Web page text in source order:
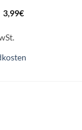
3,99€